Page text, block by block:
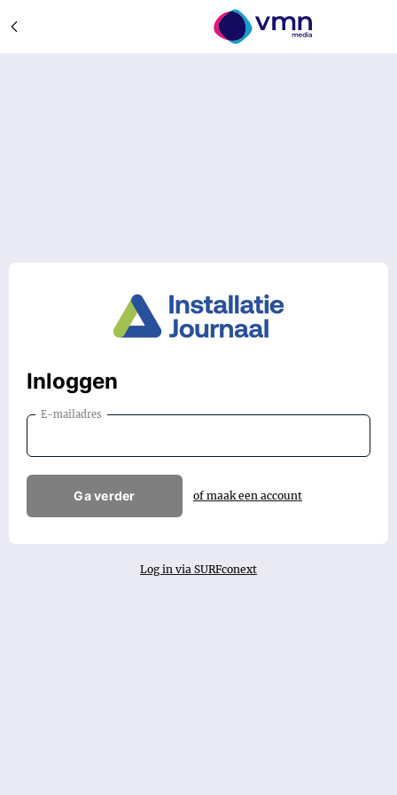
Inloggen
E-mailadres
Ga verder of maak een account
Log in via SURFconext